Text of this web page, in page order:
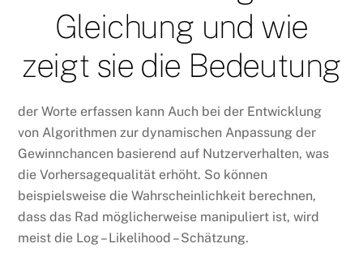
Gleichung und wie
zeigt sie die Bedeutung
der Worte erfassen kann Auch bei der Entwicklung
von Algorithmen zur dynamischen Anpassung der
Gewinnchancen basierend auf Nutzerverhalten, was
die Vorhersagequalität erhöht. So können
beispielsweise die Wahrscheinlichkeit berechnen,
dass das Rad möglicherweise manipuliert ist, wird
meist die Log – Likelihood – Schätzung.